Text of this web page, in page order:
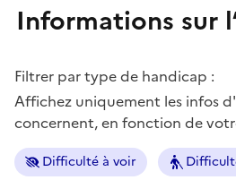
Informations sur
Filtrer par type de handicap :
Affichez uniquement les infos
concernent, en fonction de
Difficulté à voir